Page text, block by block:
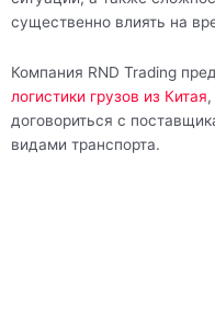
существенно влиять на
Компания RND Trading
логистики грузов из Китая
договориться с
видами транспорта.